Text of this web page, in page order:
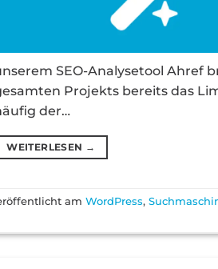
SEO-Analysetool Ahref
Projekts bereits das
der…
WEITERLESEN →
amWordPress,